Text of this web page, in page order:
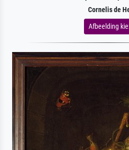
Cornelis de
Afbeelding